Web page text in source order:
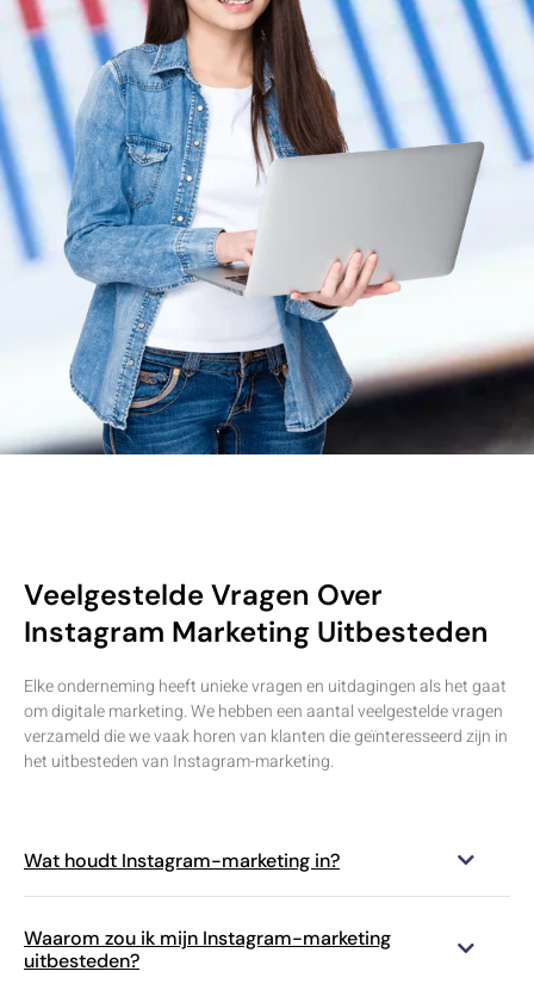
Veelgestelde Vragen Over
Instagram Marketing Uitbesteden
Elke onderneming heeft unieke vragen en uitdagingen als het gaat
om digitale marketing. We hebben een aantal veelgestelde vragen
verzameld die we vaak horen van klanten die geïnteresseerd zijn in
het uitbesteden van Instagram-marketing.
Wat houdt Instagram-marketing in?
Waarom zou ik mijn Instagram-marketing
uitbesteden?